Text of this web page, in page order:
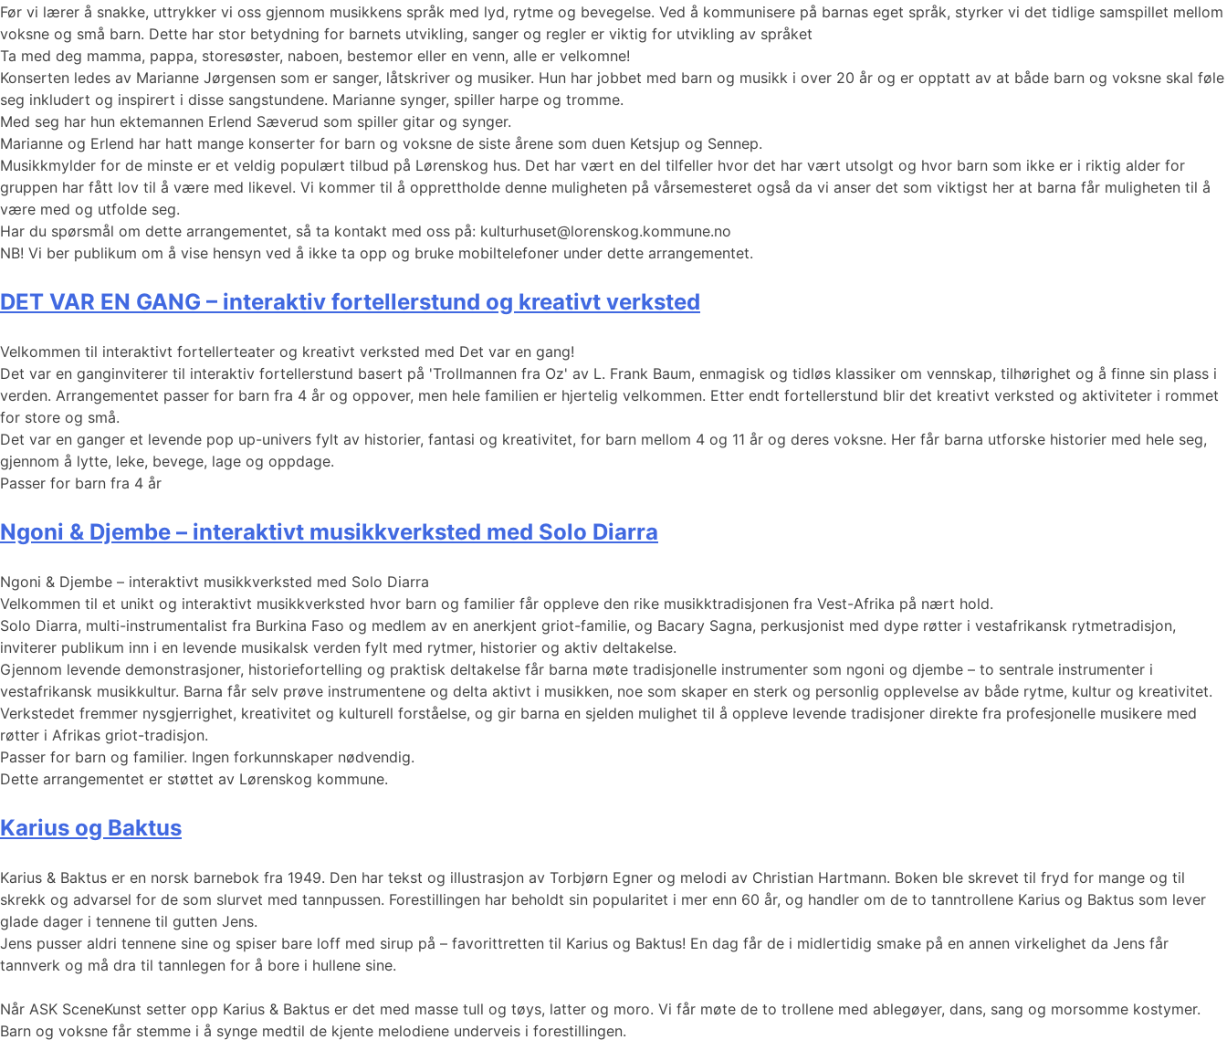
Før vi lærer å snakke, uttrykker vi oss gjennom musikkens språk med lyd, rytme og bevegelse. Ved å kommunisere på barnas eget språk, styrker vi det tidlige samspillet mellom
voksne og små barn. Dette har stor betydning for barnets utvikling, sanger og regler er viktig for utvikling av språket
Ta med deg mamma, pappa, storesøster, naboen, bestemor eller en venn, alle er velkomne!
Konserten ledes av Marianne Jørgensen som er sanger, låtskriver og musiker. Hun har jobbet med barn og musikk i over 20 år og er opptatt av at både barn og voksne skal føle
seg inkludert og inspirert i disse sangstundene. Marianne synger, spiller harpe og tromme.
Med seg har hun ektemannen Erlend Sæverud som spiller gitar og synger.
Marianne og Erlend har hatt mange konserter for barn og voksne de siste årene som duen Ketsjup og Sennep.
Musikkmylder for de minste er et veldig populært tilbud på Lørenskog hus. Det har vært en del tilfeller hvor det har vært utsolgt og hvor barn som ikke er i riktig alder for
gruppen har fått lov til å være med likevel. Vi kommer til å opprettholde denne muligheten på vårsemesteret også da vi anser det som viktigst her at barna får muligheten til å
være med og utfolde seg.
Har du spørsmål om dette arrangementet, så ta kontakt med oss på: kulturhuset@lorenskog.kommune.no
NB! Vi ber publikum om å vise hensyn ved å ikke ta opp og bruke mobiltelefoner under dette arrangementet.
DET VAR EN GANG – interaktiv fortellerstund og kreativt verksted
Velkommen til interaktivt fortellerteater og kreativt verksted med Det var en gang!
Det var en ganginviterer til interaktiv fortellerstund basert på 'Trollmannen fra Oz' av L. Frank Baum, enmagisk og tidløs klassiker om vennskap, tilhørighet og å finne sin plass i
verden. Arrangementet passer for barn fra 4 år og oppover, men hele familien er hjertelig velkommen. Etter endt fortellerstund blir det kreativt verksted og aktiviteter i rommet
for store og små.
Det var en ganger et levende pop up-univers fylt av historier, fantasi og kreativitet, for barn mellom 4 og 11 år og deres voksne. Her får barna utforske historier med hele seg,
gjennom å lytte, leke, bevege, lage og oppdage.
Passer for barn fra 4 år
Ngoni & Djembe – interaktivt musikkverksted med Solo Diarra
Ngoni & Djembe – interaktivt musikkverksted med Solo Diarra
Velkommen til et unikt og interaktivt musikkverksted hvor barn og familier får oppleve den rike musikktradisjonen fra Vest-Afrika på nært hold.
Solo Diarra, multi-instrumentalist fra Burkina Faso og medlem av en anerkjent griot-familie, og Bacary Sagna, perkusjonist med dype røtter i vestafrikansk rytmetradisjon,
inviterer publikum inn i en levende musikalsk verden fylt med rytmer, historier og aktiv deltakelse.
Gjennom levende demonstrasjoner, historiefortelling og praktisk deltakelse får barna møte tradisjonelle instrumenter som ngoni og djembe – to sentrale instrumenter i
vestafrikansk musikkultur. Barna får selv prøve instrumentene og delta aktivt i musikken, noe som skaper en sterk og personlig opplevelse av både rytme, kultur og kreativitet.
Verkstedet fremmer nysgjerrighet, kreativitet og kulturell forståelse, og gir barna en sjelden mulighet til å oppleve levende tradisjoner direkte fra profesjonelle musikere med
røtter i Afrikas griot-tradisjon.
Passer for barn og familier. Ingen forkunnskaper nødvendig.
Dette arrangementet er støttet av Lørenskog kommune.
Karius og Baktus
Karius & Baktus er en norsk barnebok fra 1949. Den har tekst og illustrasjon av Torbjørn Egner og melodi av Christian Hartmann. Boken ble skrevet til fryd for mange og til
skrekk og advarsel for de som slurvet med tannpussen. Forestillingen har beholdt sin popularitet i mer enn 60 år, og handler om de to tanntrollene Karius og Baktus som lever
glade dager i tennene til gutten Jens.
Jens pusser aldri tennene sine og spiser bare loff med sirup på – favorittretten til Karius og Baktus! En dag får de i midlertidig smake på en annen virkelighet da Jens får
tannverk og må dra til tannlegen for å bore i hullene sine.
Når ASK SceneKunst setter opp Karius & Baktus er det med masse tull og tøys, latter og moro. Vi får møte de to trollene med ablegøyer, dans, sang og morsomme kostymer.
Barn og voksne får stemme i å synge medtil de kjente melodiene underveis i forestillingen.